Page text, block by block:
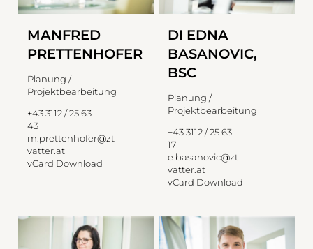
MANFRED
PRETTENHOFER
Planung /
Projektbearbeitung
+43 3112 / 25 63 -
43
m.prettenhofer@zt-
vatter.at
vCard Download
DI EDNA
BASANOVIC,
BSC
Planung /
Projektbearbeitung
+43 3112 / 25 63 -
17
e.basanovic@zt-
vatter.at
vCard Download